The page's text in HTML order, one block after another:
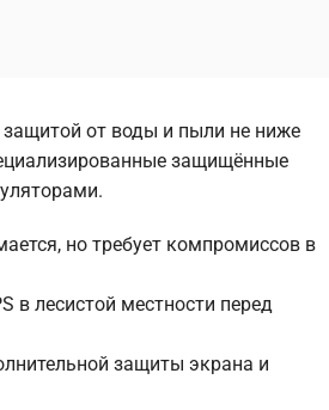
от воды и пыли не ниже
защищённые
но требует компромиссов в
в лесистой местности перед
защиты экрана и